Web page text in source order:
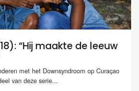
“Hij maakte de leeuw
met het Downsyndroom op Curaçao
van deze serie...